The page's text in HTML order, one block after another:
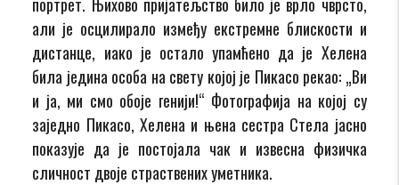
али је осцилирало између екстремне блискости и
дистанце, иако је остало упамћено да је Хелена
била једина особа на свету којој је Пикасо рекао: „Ви
и ја, ми смо обоје генији!“ Фотографија на којој су
заједно Пикасо, Хелена и њена сестра Стела јасно
показује да је постојала чак и извесна физичка
сличност двоје страствених уметника.